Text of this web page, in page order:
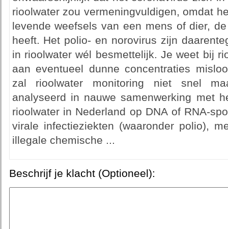
rioolwater zou vermeningvuldigen, omdat
levende weefsels van een mens of dier,
heeft. Het polio- en norovirus zijn
in rioolwater wél besmettelijk. Je weet bij
aan eventueel dunne concentraties
zal rioolwater monitoring niet snel
analyseerd in nauwe samenwerking met
rioolwater in Nederland op DNA of RNA-
virale infectieziekten (waaronder polio),
illegale chemische ...
Beschrijf je klacht (Optioneel):